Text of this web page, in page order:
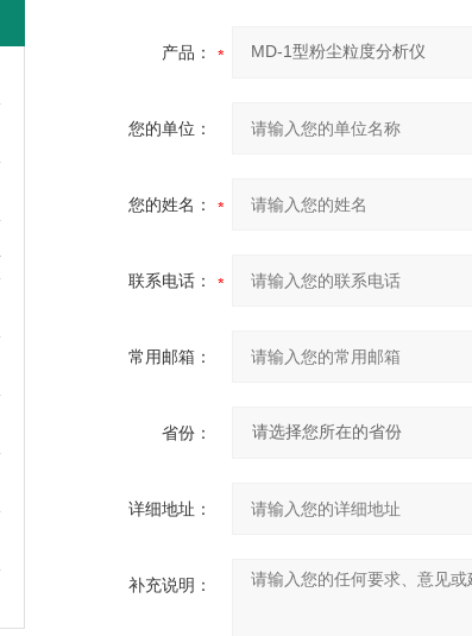
产品：
您的单位：
您的姓名：
联系电话：
常用邮箱：
省份：
详细地址：
补充说明：